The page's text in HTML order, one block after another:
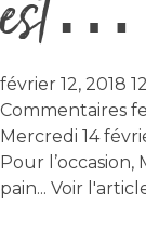
février 12, 2018
Commentaires
Mercredi 14
Pour
pain... Voir